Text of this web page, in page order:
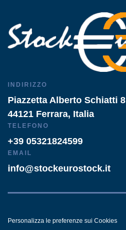
INDIRIZZO
Piazzetta Alberto Schiatti 8
44121 Ferrara, Italia
TELEFONO
+39 05321824599
EMAIL
info@stockeurostock.it
Personalizza le preferenze sui Cookies